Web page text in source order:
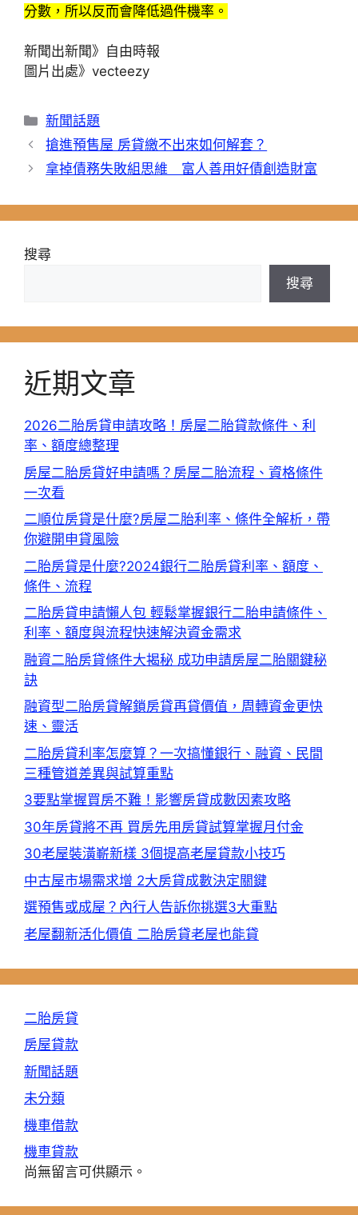
分數，所以反而會降低過件機率。
新聞出新聞》自由時報
圖片出處》vecteezy
分
類
新聞話題
搶進預售屋 房貸繳不出來如何解套？
拿掉債務失敗組思維 富人善用好債創造財富
搜尋
搜尋
近期文章
2026二胎房貸申請攻略！房屋二胎貸款條件、利
率、額度總整理
房屋二胎房貸好申請嗎？房屋二胎流程、資格條件
一次看
二順位房貸是什麼?房屋二胎利率、條件全解析，帶
你避開申貸風險
二胎房貸是什麼?2024銀行二胎房貸利率、額度、
條件、流程
二胎房貸申請懶人包 輕鬆掌握銀行二胎申請條件、
利率、額度與流程快速解決資金需求
融資二胎房貸條件大揭秘 成功申請房屋二胎關鍵秘
訣
融資型二胎房貸解鎖房貸再貸價值，周轉資金更快
速、靈活
二胎房貸利率怎麼算？一次搞懂銀行、融資、民間
三種管道差異與試算重點
3要點掌握買房不難！影響房貸成數因素攻略
30年房貸將不再 買房先用房貸試算掌握月付金
30老屋裝潢嶄新樣 3個提高老屋貸款小技巧
中古屋市場需求增 2大房貸成數決定關鍵
選預售或成屋？內行人告訴你挑選3大重點
老屋翻新活化價值 二胎房貸老屋也能貸
二胎房貸
房屋貸款
新聞話題
未分類
機車借款
機車貸款
尚無留言可供顯示。